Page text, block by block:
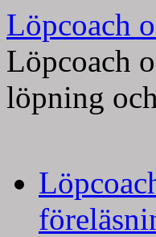
Löpcoach
Löpcoach
löpning
Hoppa
till
innehåll